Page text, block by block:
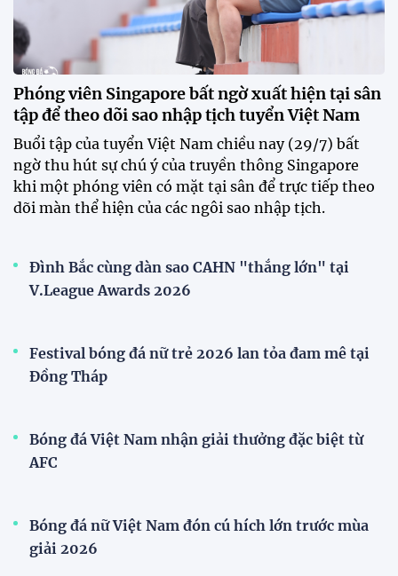
HLV Văn Sỹ Sơn: "Tôi đặt bút ký bằng niềm tin và
khát vọng"
CLB Sông Lam Nghệ An chính thức có nhà tài trợ
mới
Tiền đạo Đình Bắc chốt tương lai sau tin đồn sang
Nhật Bản thi đấu
ĐKVĐ Cúp Quốc gia chiêu mộ sao trẻ của ĐT Việt
Đội tuyển Việt Nam